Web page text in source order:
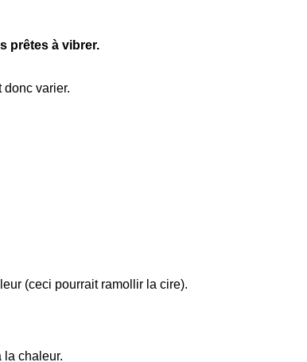
prêtes à vibrer.
varier.
(ceci pourrait ramollir la cire).
la chaleur.